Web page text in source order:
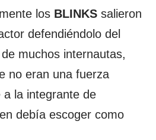
los BLINKS salieron
defendiéndolo del
muchos internautas,
no eran una fuerza
a la integrante de
debía escoger como